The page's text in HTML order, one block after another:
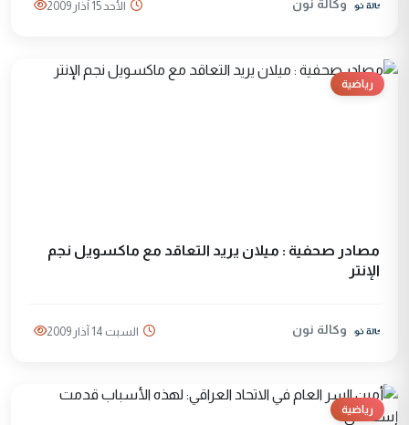
وكالة نون الأحد 15 آذار 2009
رياضية
مصادر صحفية : ميلان يريد التعاقد مع ماكسويل نجم
الإنتر
وكالة نون السبت 14 آذار 2009
رياضية